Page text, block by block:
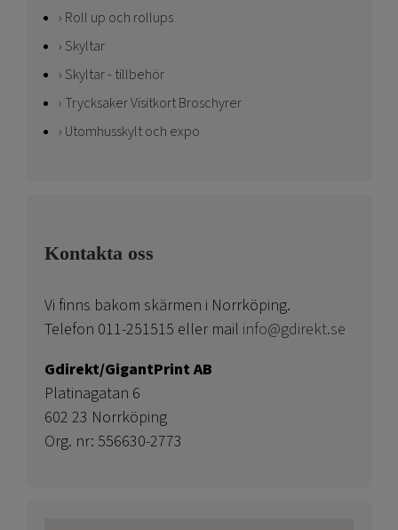
Roll up och rollups
Skyltar
Skyltar - tillbehör
Trycksaker Visitkort Broschyrer
Utomhusskylt och expo
Kontakta oss
Vi finns bakom skärmen i Norrköping.
Telefon 011-251515 eller mail info@gdirekt.se
Gdirekt/GigantPrint AB
Platinagatan 6
602 23 Norrköping
Org. nr: 556630-2773